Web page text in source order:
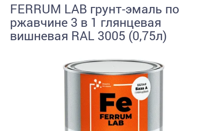
FERRUM LAB грунт-эмаль по
ржавчине 3 в 1 глянцевая
вишневая RAL 3005 (0,75л)